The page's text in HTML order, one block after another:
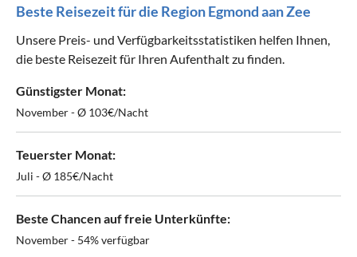
Beste Reisezeit für die Region Egmond aan Zee
Unsere Preis- und Verfügbarkeitsstatistiken helfen Ihnen,
die beste Reisezeit für Ihren Aufenthalt zu finden.
Günstigster Monat:
November - Ø 103€/Nacht
Teuerster Monat:
Juli - Ø 185€/Nacht
Beste Chancen auf freie Unterkünfte:
November - 54% verfügbar